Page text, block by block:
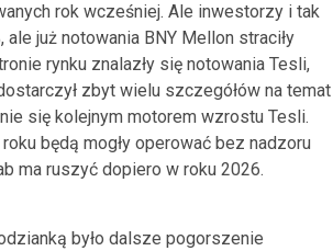
rok wcześniej. Ale inwestorzy i tak
już notowania BNY Mellon straciły
rynku znalazły się notowania Tesli,
zbyt wielu szczegółów na temat
się kolejnym motorem wzrostu Tesli.
będą mogły operować bez nadzoru
ma ruszyć dopiero w roku 2026.
było dalsze pogorszenie